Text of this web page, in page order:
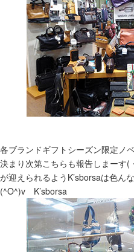
各ブランドギフトシーズン限定ノ
決まり次第こちらも報告しまー
が迎えられるようK’sborsaは色ん
(^O^)v K’sborsa